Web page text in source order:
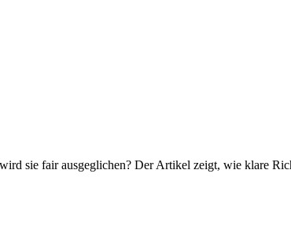
sie fair ausgeglichen? Der Artikel zeigt, wie klare